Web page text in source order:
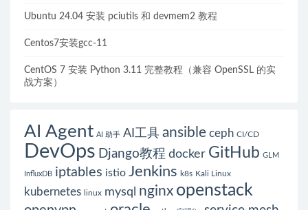
Ubuntu 24.04 安装 pciutils 和 devmem2 教程
Centos7安装gcc-11
CentOS 7 安装 Python 3.11 完整教程（兼容 OpenSSL 的实
战方案）
AI Agent AI 助手 AI工具 ansible ceph CI/CD
DevOps Django教程 docker GitHub GLM
InfluxDB iptables istio Jenkins k8s Kali Linux
kubernetes linux mysql nginx openstack